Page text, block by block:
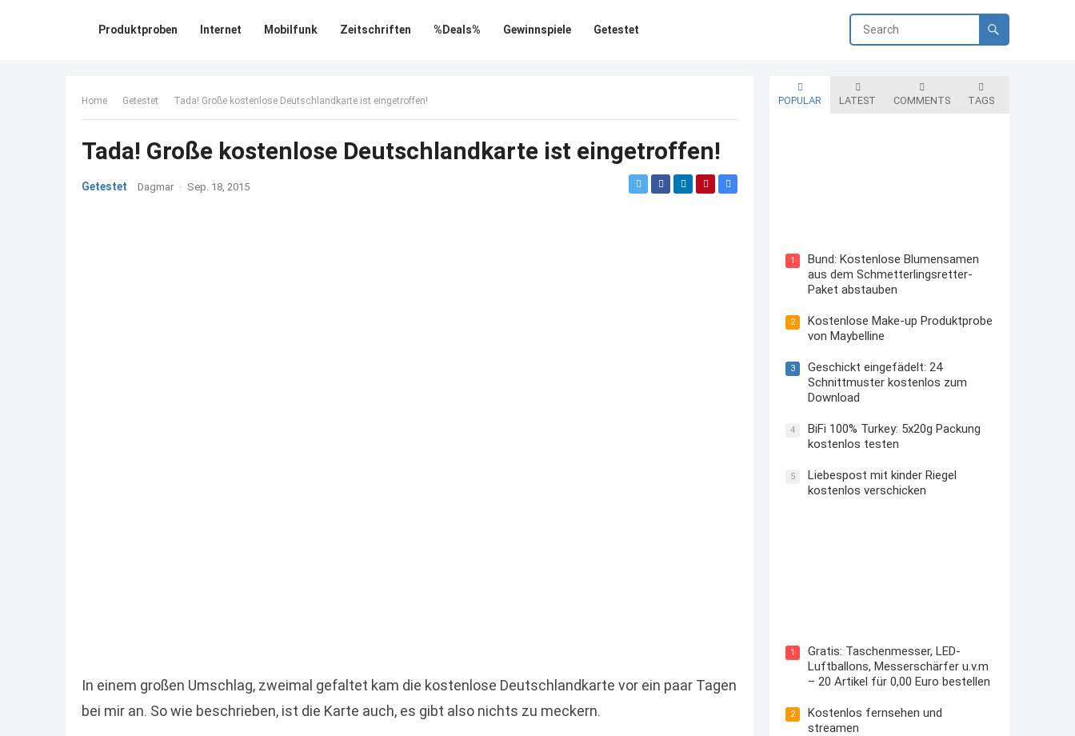
Produktproben Internet Mobilfunk Zeitschriften %Deals% Gewinnspiele Getestet
Home Getestet Tada! Große kostenlose Deutschlandkarte ist eingetroffen!
Tada! Große kostenlose Deutschlandkarte ist eingetroffen!
Getestet Dagmar · Sep. 18, 2015
In einem großen Umschlag, zweimal gefaltet kam die kostenlose Deutschlandkarte vor ein paar Tagen
bei mir an. So wie beschrieben, ist die Karte auch, es gibt also nichts zu meckern.
POPULAR LATEST COMMENTS TAGS
1
Bund: Kostenlose Blumensamen
aus dem Schmetterlingsretter-
Paket abstauben
2
Kostenlose Make-up Produktprobe
von Maybelline
3
Geschickt eingefädelt: 24
Schnittmuster kostenlos zum
Download
4
BiFi 100% Turkey: 5x20g Packung
kostenlos testen
5
Liebespost mit kinder Riegel
kostenlos verschicken
1
Gratis: Taschenmesser, LED-
Luftballons, Messerschärfer u.v.m
– 20 Artikel für 0,00 Euro bestellen
2
Kostenlos fernsehen und
streamen